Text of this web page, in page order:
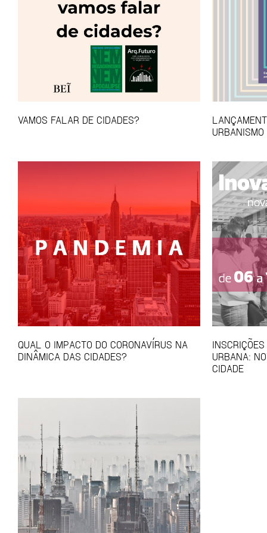
VAMOS FALAR DE CIDADES?
QUAL O IMPACTO DO CORONAVÍRUS NA
DINÂMICA DAS CIDADES?
URBANA:
CIDADE